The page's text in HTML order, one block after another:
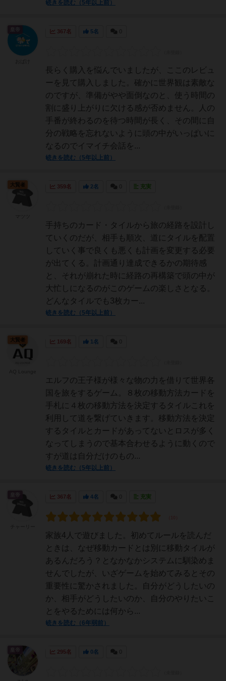
続きを読む（5年以上前）
367名 5名
長らく購入を悩んでいましたが、ここのレビュ
ーを見て購入しました。確かに世界観は素敵な
のですが、準備がやや面倒なのと、使う時間の
割に盛り上がりに欠ける感が否めません。人の
手番が終わるのを待つ時間が長く、その間に自
分の戦略を忘れないように頭の中がいっぱいに
なるのでイマイチ会話を...
続きを読む（5年以上前）
359名 2名 充実
手持ちのカード・タイルから旅の経路を設計し
ていくのだが、相手も順次、道にタイルを配置
していく事で良くも悪くも計画を変更する必要
が出てくる。計画通り達成できるかの期待感
と、それが崩れた時に経路の再構築で頭の中が
大忙しになるのがこのゲームの楽しさとなる。
どんなタイルでも3枚カー...
続きを読む（5年以上前）
大賢者
169名 1名
エルフの王子様が様々な物の力を借りて世界各
国を旅をするゲーム。８枚の移動方法カードを
手札に４枚の移動方法を決定するタイルこれを
利用して道を繋げていきます。移動方法を決定
するタイルとカードがあってないとロスが多く
なってしまうので基本合わせるように動くので
すが道は自分だけのもの...
続きを読む（5年以上前）
大賢者
367名 4名 充実
家族4人で遊びました。初めてルールを読んだ
ときは、なぜ移動カードとは別に移動タイルが
あるんだろう？となかなかシステムに馴染めま
せんでしたが、いざゲームを始めてみるとその
重要性に驚かされました。自分がどうしたいの
か、相手がどうしたいのか、自分のやりたいこ
とをやるためには何から...
続きを読む（6年弱前）
295名 0名
皇帝